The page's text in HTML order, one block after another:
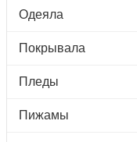
Одеяла
Покрывала
Пледы
Пижамы